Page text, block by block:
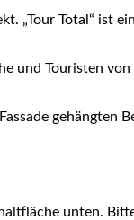
„Tour Total“ ist
und Touristen
gehängten
unten.